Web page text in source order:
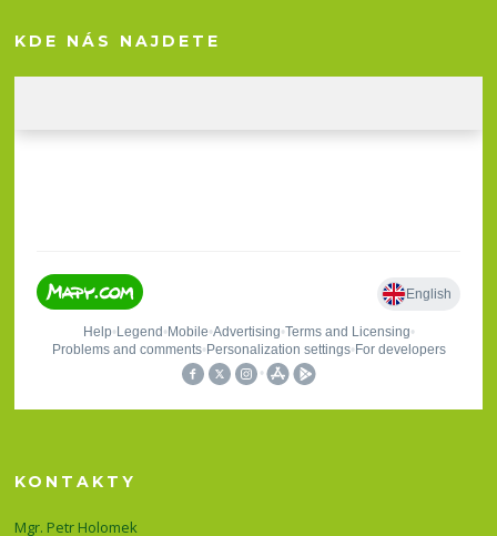
KDE NÁS NAJDETE
KONTAKTY
Mgr. Petr Holomek